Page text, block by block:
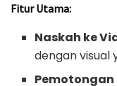
Fitur Utama:
Naskah ke
dengan visual